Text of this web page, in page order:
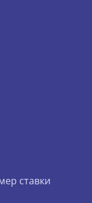
ставки